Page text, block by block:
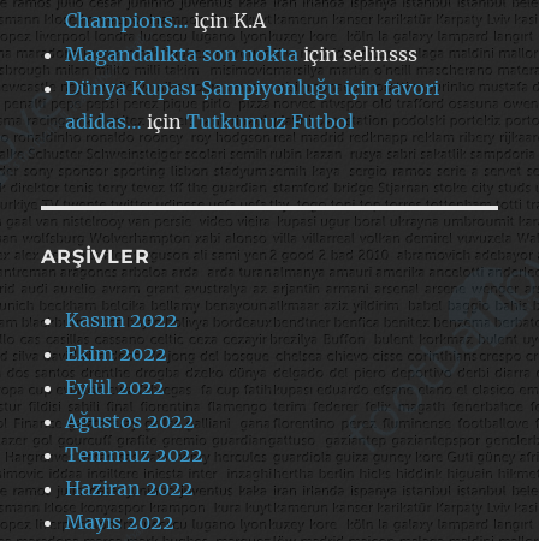
Champions…içinK.A
Magandalıkta son nokta içinselinsss
Dünya Kupası Şampiyonluğu için favori
adidas… içinTutkumuz Futbol
ARŞIVLER
Kasım 2022
Ekim 2022
Eylül 2022
Ağustos 2022
Temmuz 2022
Haziran 2022
Mayıs 2022